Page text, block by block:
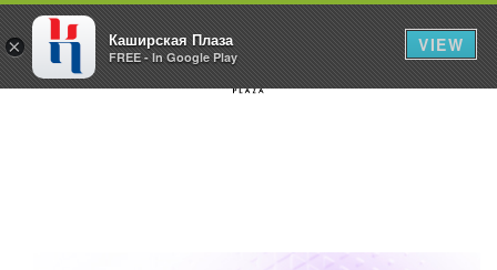
× Каширская Плаза
FREE - In Google Play
VIEW